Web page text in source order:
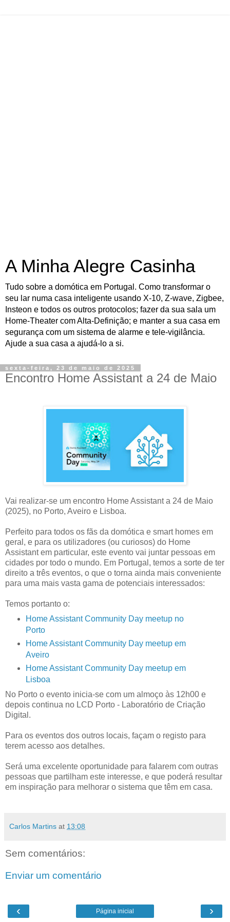
A Minha Alegre Casinha
Tudo sobre a domótica em Portugal. Como transformar o
seu lar numa casa inteligente usando X-10, Z-wave, Zigbee,
Insteon e todos os outros protocolos; fazer da sua sala um
Home-Theater com Alta-Definição; e manter a sua casa em
segurança com um sistema de alarme e tele-vigilância.
Ajude a sua casa a ajudá-lo a si.
sexta-feira, 23 de maio de 2025
Encontro Home Assistant a 24 de Maio
Vai realizar-se um encontro Home Assistant a 24 de Maio
(2025), no Porto, Aveiro e Lisboa.
Perfeito para todos os fãs da domótica e smart homes em
geral, e para os utilizadores (ou curiosos) do Home
Assistant em particular, este evento vai juntar pessoas em
cidades por todo o mundo. Em Portugal, temos a sorte de ter
direito a três eventos, o que o torna ainda mais conveniente
para uma mais vasta gama de potenciais interessados:
Temos portanto o:
Home Assistant Community Day meetup no
Porto
Home Assistant Community Day meetup em
Aveiro
Home Assistant Community Day meetup em
Lisboa
No Porto o evento inicia-se com um almoço às 12h00 e
depois continua no LCD Porto - Laboratório de Criação
Digital.
Para os eventos dos outros locais, façam o registo para
terem acesso aos detalhes.
Será uma excelente oportunidade para falarem com outras
pessoas que partilham este interesse, e que poderá resultar
em inspiração para melhorar o sistema que têm em casa.
Carlos Martins at 13:08
Sem comentários:
Enviar um comentário
‹ ›
Página inicial